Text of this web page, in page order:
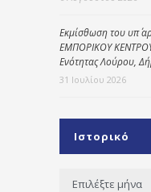
Εκμίσθωση του υπ΄
ΕΜΠΟΡΙΚΟΥ
Ενότητας Λούρου,
31 Ιουλίου 2026
Ιστορικό
Ιστορικό